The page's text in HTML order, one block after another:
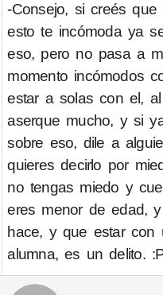
-Consejo, si creés
esto te incómoda ya
eso, pero no pasa a
momento incómodos
estar a solas con el,
aserque mucho, y si
sobre eso, dile a
quieres decirlo por
no tengas miedo y
eres menor de edad,
hace, y que estar con
alumna, es un delito.